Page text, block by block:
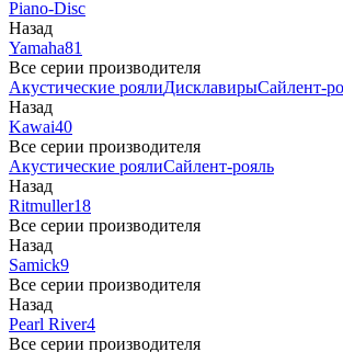
Piano-Disc
Назад
Yamaha81
Все серии производителя
Акустические роялиДисклавирыСайлент-
Назад
Kawai40
Все серии производителя
Акустические роялиСайлент-рояль
Назад
Ritmuller18
Все серии производителя
Назад
Samick9
Все серии производителя
Назад
Pearl River4
Все серии производителя